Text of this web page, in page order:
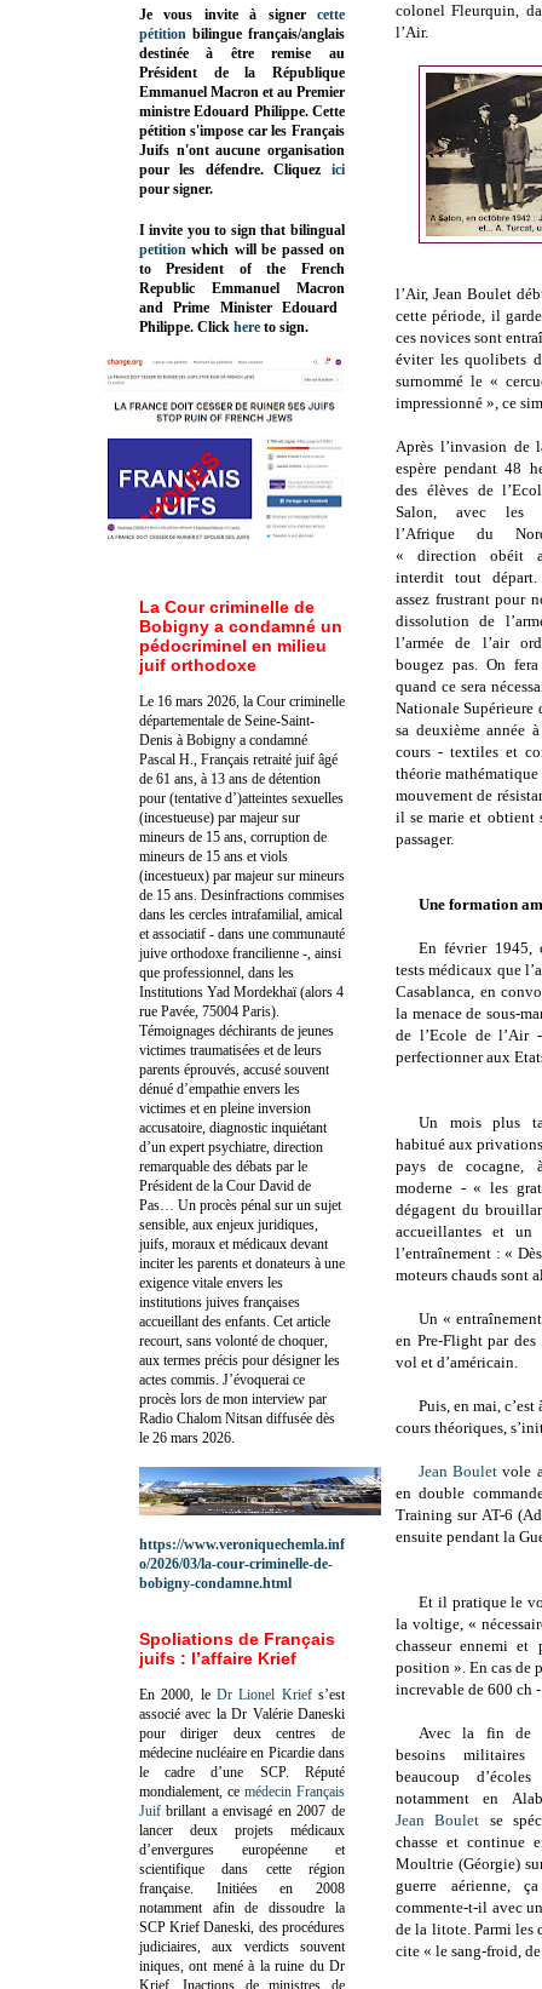
colonel Fleurquin,
l’Air.
l’Air, Jean Boulet
cette période, il
ces novices sont
éviter les quolibets
surnommé le «
impressionné », ce
Après l’invasion de
espère pendant 48
des élèves de
Salon, avec les
l’Afrique du
« direction obéit
interdit tout
assez frustrant pour
dissolution de
l’armée de l’air
bougez pas. On
quand ce sera
Nationale Supérieure
sa deuxième année
cours - textiles et
théorie mathématique
mouvement de
il se marie et obtient
passager.
Une formation
En février 1945,
tests médicaux que
Casablanca, en
la menace de sous-
de l’Ecole de l’Air
perfectionner aux
Un mois plus
habitué aux
pays de cocagne,
moderne - « les
dégagent du
accueillantes et un
l’entraînement : «
moteurs chauds sont
Un «
en Pre-Flight par
vol et d’américain.
Puis, en mai,
cours théoriques,
Jean Boulet vole
en double
Training sur AT-6
ensuite pendant la
Et il pratique le
la voltige, «
chasseur ennemi et
position ». En cas de
increvable de 600 ch
Avec la fin de
besoins militaires
beaucoup
notamment en
Jean Boulet se
chasse et continue
Moultrie (Géorgie)
guerre aérienne,
commente-t-il avec
de la litote. Parmi les
cite « le sang-froid,
Je vous invite à signer cette
pétition bilingue français/anglais
destinée à être remise au
Président de la République
Emmanuel Macron et au Premier
ministre Edouard Philippe. Cette
pétition s'impose car les Français
Juifs n'ont aucune organisation
pour les défendre. Cliquez
ici
pour signer.
I invite you to sign that bilingual
petition which will be passed on
to President of the French
Republic Emmanuel Macron
and Prime MinisterEdouard
Philippe. Click here to sign.
La Cour criminelle de
Bobigny a condamné un
pédocriminel en milieu
juif orthodoxe
Le 16 mars 2026, la Cour criminelle
départementale de Seine-Saint-
Denis à Bobigny a condamné
Pascal H., Français retraité juif âgé
de 61 ans, à 13 ans de détention
pour (tentative d’)atteintes sexuelles
(incestueuse) par majeur sur
mineurs de 15 ans, corruption de
mineurs de 15 ans et viols
(incestueux) par majeur sur mineurs
de 15 ans. Desinfractions commises
dans les cercles intrafamilial, amical
et associatif - dans une communauté
juive orthodoxe francilienne -, ainsi
que professionnel, dans les
Institutions Yad Mordekhaï (alors 4
rue Pavée, 75004 Paris).
Témoignages déchirants de jeunes
victimes traumatisées et de leurs
parents éprouvés, accusé souvent
dénué d’empathie envers les
victimes et en pleine inversion
accusatoire, diagnostic inquiétant
d’un expert psychiatre, direction
remarquable des débats par le
Président de la Cour David de
Pas… Un procès pénal sur un sujet
sensible, aux enjeux juridiques,
juifs, moraux et médicaux devant
inciter les parents et donateurs à une
exigence vitale envers les
institutions juives françaises
accueillant des enfants. Cet article
recourt, sans volonté de choquer,
aux termes précis pour désigner les
actes commis. J’évoquerai ce
procès lors de mon interview par
Radio Chalom Nitsan diffusée dès
le 26 mars 2026.
https://www.veroniquechemla.inf
o/2026/03/la-cour-criminelle-de-
bobigny-condamne.html
Spoliations de Français
juifs : l’affaire Krief
En 2000, le Dr Lionel Kriefs’est
associé avec la Dr Valérie Daneski
pour diriger deux centres de
médecine nucléaire en Picardie dans
le cadre d’une SCP. Réputé
mondialement, ce médecin Français
Juif brillant a envisagé en 2007 de
lancer deux projets médicaux
d’envergures européenne et
scientifique dans cette région
française. Initiées en 2008
notamment afin de dissoudre la
SCP Krief Daneski, des procédures
judiciaires, aux verdicts souvent
iniques, ont mené à la ruine du Dr
Krief.Inactions de ministres de